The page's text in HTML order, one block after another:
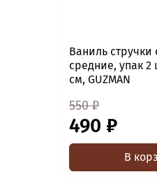
Ваниль стручки
средние, упак 2
см, GUZMAN
550 ₽
490 ₽
В